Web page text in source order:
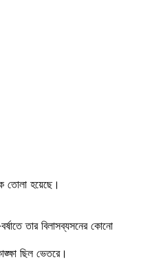
তোলা হয়েছে।
তার বিলাসব্যসনের কোনো
ছিল ভেতরে।